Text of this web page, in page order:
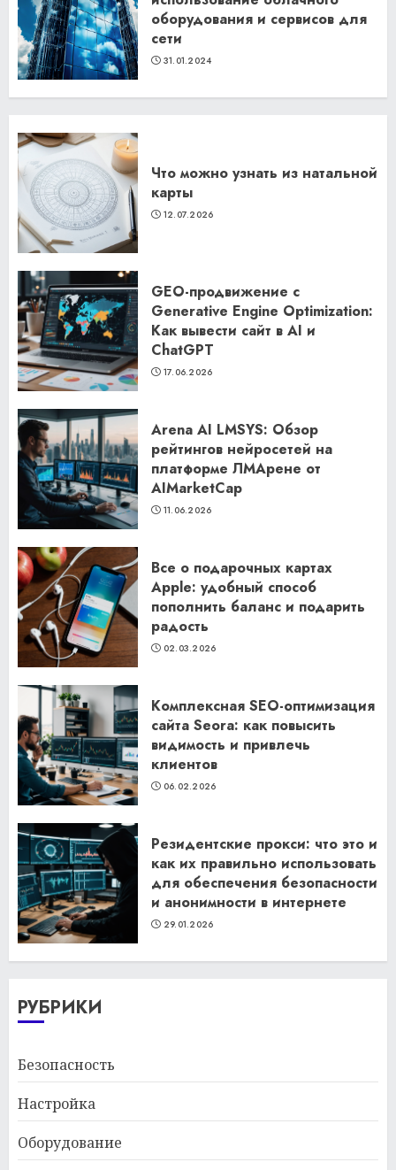
оборудования и сервисов для
сети
31.01.2024
Что можно узнать из натальной
карты
12.07.2026
GEO-продвижение с
Generative Engine Optimization:
Как вывести сайт в AI и
ChatGPT
17.06.2026
Arena AI LMSYS: Обзор
рейтингов нейросетей на
платформе ЛМАрене от
AIMarketCap
11.06.2026
Все о подарочных картах
Apple: удобный способ
пополнить баланс и подарить
радость
02.03.2026
Комплексная SEO-оптимизация
сайта Seora: как повысить
видимость и привлечь
клиентов
06.02.2026
Резидентские прокси: что это и
как их правильно использовать
для обеспечения безопасности
и анонимности в интернете
29.01.2026
РУБРИКИ
Безопасность
Настройка
Оборудование